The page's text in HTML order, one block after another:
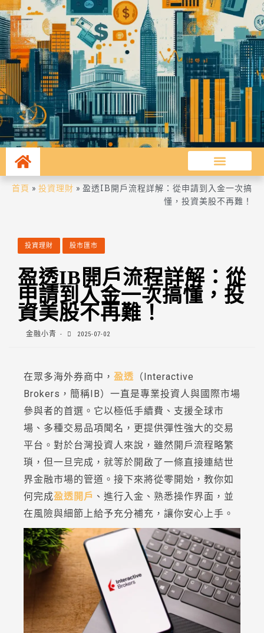
首頁 » 投資理財 » 盈透IB開戶流程詳解：從申請到入金一次搞
懂，投資美股不再難！
投資理財 股市匯市
盈透IB開戶流程詳解：從
申請到入金一次搞懂，投
資美股不再難！
金融小青 2025-07-02
在眾多海外券商中， 盈透 （Interactive
Brokers，簡稱IB）一直是專業投資人與國際市場
參與者的首選。它以極低手續費、支援全球市
場、多種交易品項聞名，更提供彈性強大的交易
平台。對於台灣投資人來說，雖然開戶流程略繁
瑣，但一旦完成，就等於開啟了一條直接連結世
界金融市場的管道。接下來將從零開始，教你如
何完成盈透開戶 、進行入金、熟悉操作界面，並
在風險與細節上給予充分補充，讓你安心上手。